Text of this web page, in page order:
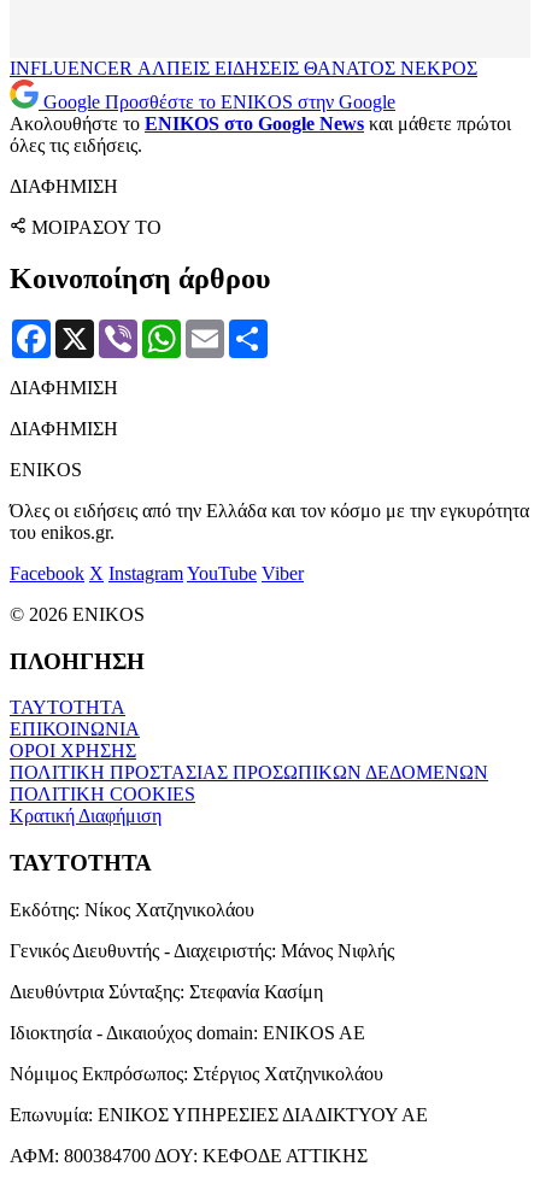
INFLUENCER ΑΛΠΕΙΣ ΕΙΔΗΣΕΙΣ ΘΑΝΑΤΟΣ ΝΕΚΡΟΣ
Google Προσθέστε το ENIKOS στην Google
Ακολουθήστε το ENIKOS στο Google News και μάθετε πρώτοι
όλες τις ειδήσεις.
ΔΙΑΦΗΜΙΣΗ
ΜΟΙΡΑΣΟΥ ΤΟ
Κοινοποίηση άρθρου
Facebook
X Viber WhatsApp
Email
ΔΙΑΦΗΜΙΣΗ
ΔΙΑΦΗΜΙΣΗ
ENIKOS
Όλες οι ειδήσεις από την Ελλάδα και τον κόσμο με την εγκυρότητα
του enikos.gr.
Facebook X InstagramYouTube Viber
© 2026 ENIKOS
ΠΛΟΗΓΗΣΗ
ΤΑΥΤΟΤΗΤΑ
ΕΠΙΚΟΙΝΩΝΙΑ
ΟΡΟΙ ΧΡΗΣΗΣ
ΠΟΛΙΤΙΚΗ ΠΡΟΣΤΑΣΙΑΣ ΠΡΟΣΩΠΙΚΩΝ ΔΕΔΟΜΕΝΩΝ
ΠΟΛΙΤΙΚΗ COOKIES
Κρατική Διαφήμιση
ΤΑΥΤΟΤΗΤΑ
Εκδότης: Νίκος Χατζηνικολάου
Γενικός Διευθυντής - Διαχειριστής: Μάνος Νιφλής
Διευθύντρια Σύνταξης: Στεφανία Κασίμη
Ιδιοκτησία - Δικαιούχος domain: ENIKOS AE
Νόμιμος Εκπρόσωπος: Στέργιος Χατζηνικολάου
Επωνυμία: ΕΝΙΚΟΣ ΥΠΗΡΕΣΙΕΣ ΔΙΑΔΙΚΤΥΟΥ ΑΕ
ΑΦΜ: 800384700 ΔΟΥ: ΚΕΦΟΔΕ ΑΤΤΙΚΗΣ